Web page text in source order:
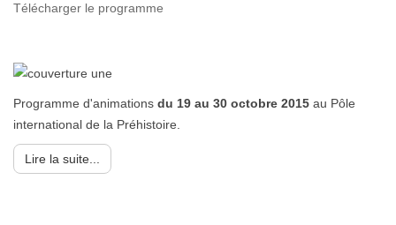
Télécharger le programme
Programme d'animations du 19 au 30 octobre 2015 au Pôle
international de la Préhistoire.
Lire la suite...